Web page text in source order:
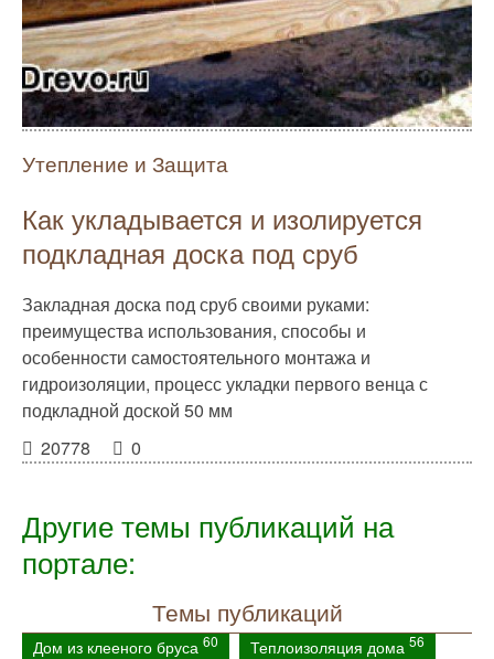
Утепление и Защита
Как укладывается и изолируется
подкладная доска под сруб
Закладная доска под сруб своими руками:
преимущества использования, способы и
особенности самостоятельного монтажа и
гидроизоляции, процесс укладки первого венца с
подкладной доской 50 мм
20778
0
Другие темы публикаций на
портале:
Темы публикаций
Дом из клееного бруса 60 Теплоизоляция дома 56